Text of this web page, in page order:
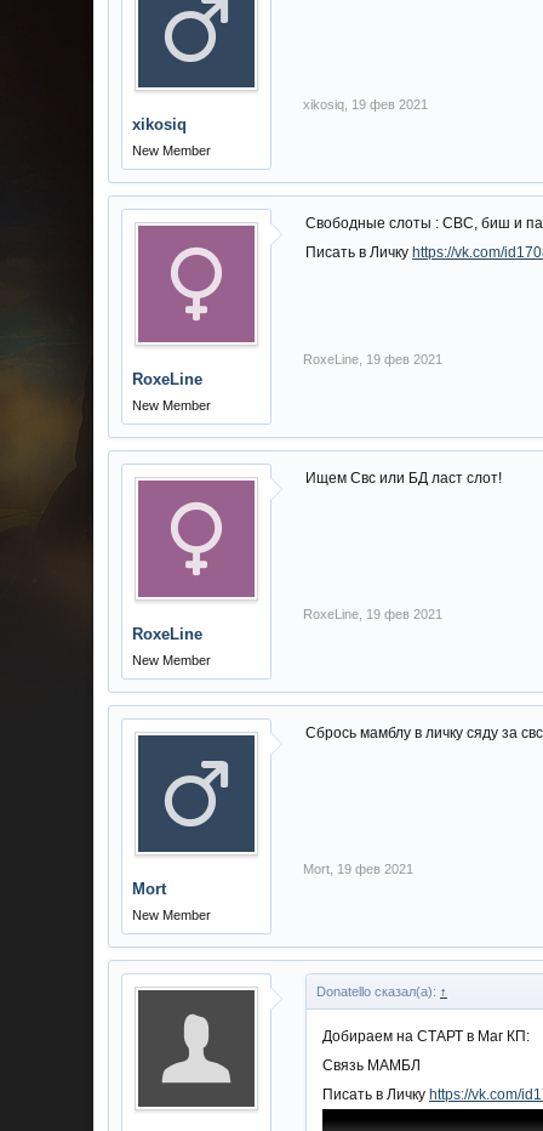
xikosiq
New Member
xikosiq 19 фев 2021
RoxeLine
New Member
Свободные слоты : СВС, биш и
Писать в Личку https://vk.com/
RoxeLine 19 фев 2021
RoxeLine
New Member
Ищем Свс или БД ласт слот!
RoxeLine 19 фев 2021
Mort
New Member
Сбрось мамблу в личку сяду за свс
Mort 19 фев 2021
Donatello сказал(а): ↑
Добираем на СТАРТ в Маг КП:
Связь МАМБЛ
Писать в Личку https://vk.com/